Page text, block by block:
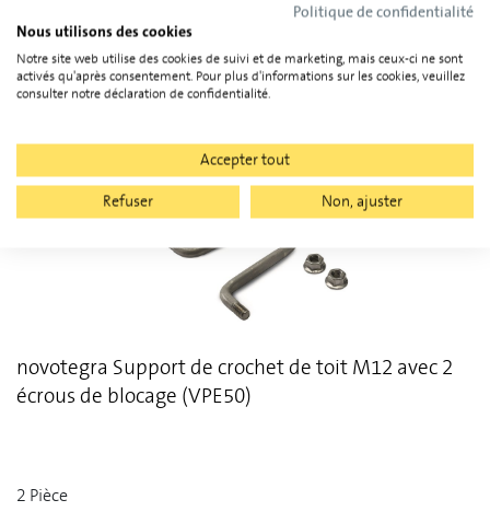
Télécharger tous les documents (6)
novotegra Support de crochet de toit M12 avec 2
écrous de blocage (VPE50)
2 Pièce
Politique de confidentialité
Nous utilisons des cookies
Notre site web utilise des cookies de suivi et de marketing, mais ceux-ci ne sont
activés qu'après consentement. Pour plus d'informations sur les cookies, veuillez
consulter notre déclaration de confidentialité.
Accepter tout
Refuser
Non, ajuster